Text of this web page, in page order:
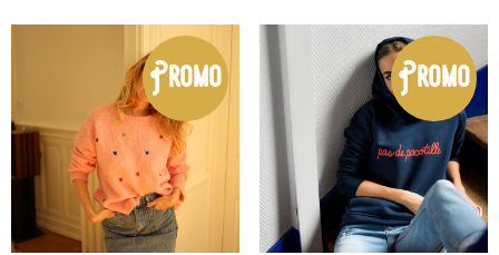
Promo Promo